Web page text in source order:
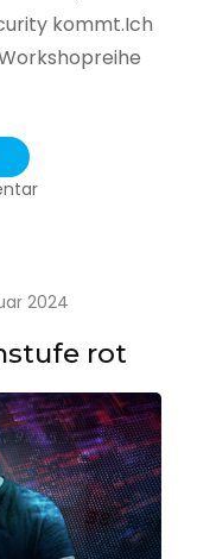
kommt.Ich
zu
Produktion
2024
rot